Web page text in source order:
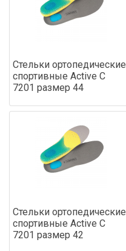
Стельки ортопедические
спортивные Active С
7201 размер 44
Стельки ортопедические
спортивные Active С
7201 размер 42